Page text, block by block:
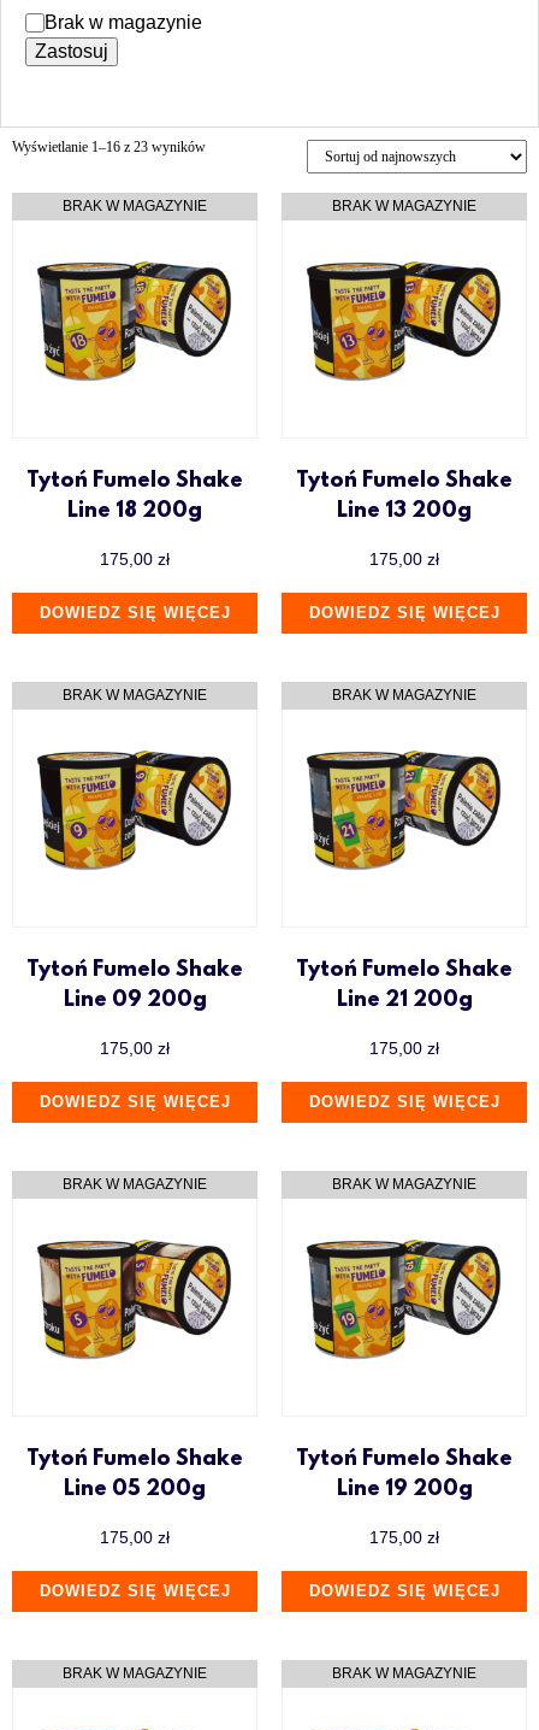
Brak w magazynie
Zastosuj
Wyświetlanie 1–16 z 23 wyników
Tytoń Fumelo Shake
Line 18 200g
175,00 zł
DOWIEDZ SIĘ WIĘCEJ
Tytoń Fumelo Shake
Line 13 200g
175,00 zł
DOWIEDZ SIĘ WIĘCEJ
Tytoń Fumelo Shake
Line 09 200g
175,00 zł
DOWIEDZ SIĘ WIĘCEJ
Tytoń Fumelo Shake
Line 21 200g
175,00 zł
DOWIEDZ SIĘ WIĘCEJ
Tytoń Fumelo Shake
Line 05 200g
175,00 zł
DOWIEDZ SIĘ WIĘCEJ
Tytoń Fumelo Shake
Line 19 200g
175,00 zł
DOWIEDZ SIĘ WIĘCEJ